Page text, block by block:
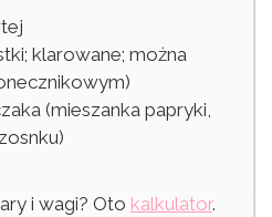
klarowane; można
(mieszanka papryki,
i wagi? Oto kalkulator.